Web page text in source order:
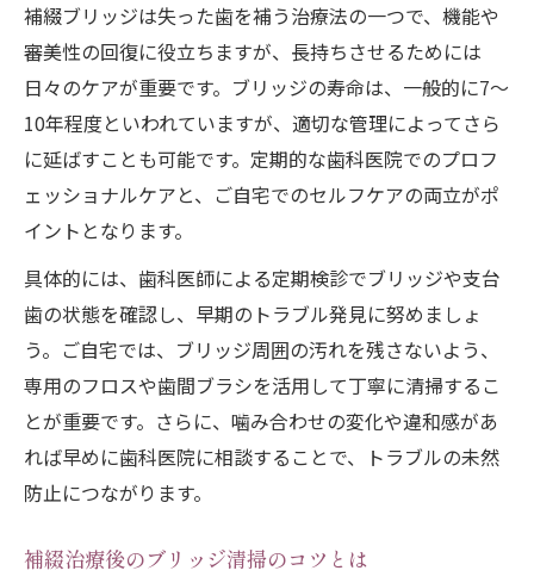
補綴ブリッジは失った歯を補う治療法の一つで、機能や
審美性の回復に役立ちますが、長持ちさせるためには
日々のケアが重要です。ブリッジの寿命は、一般的に7～
10年程度といわれていますが、適切な管理によってさら
に延ばすことも可能です。定期的な歯科医院でのプロフ
ェッショナルケアと、ご自宅でのセルフケアの両立がポ
イントとなります。
具体的には、歯科医師による定期検診でブリッジや支台
歯の状態を確認し、早期のトラブル発見に努めましょ
う。ご自宅では、ブリッジ周囲の汚れを残さないよう、
専用のフロスや歯間ブラシを活用して丁寧に清掃するこ
とが重要です。さらに、噛み合わせの変化や違和感があ
れば早めに歯科医院に相談することで、トラブルの未然
防止につながります。
補綴治療後のブリッジ清掃のコツとは